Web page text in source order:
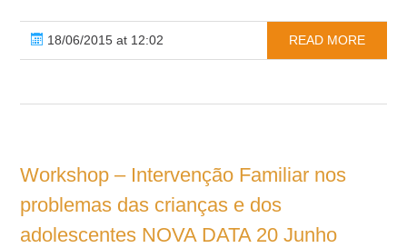
18/06/2015 at 12:02 READ MORE
Workshop – Intervenção Familiar nos
problemas das crianças e dos
adolescentes NOVA DATA 20 Junho